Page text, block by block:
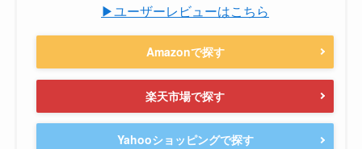
▶ユーザーレビューはこちら
Amazonで探す
楽天市場で探す
Yahooショッピングで探す